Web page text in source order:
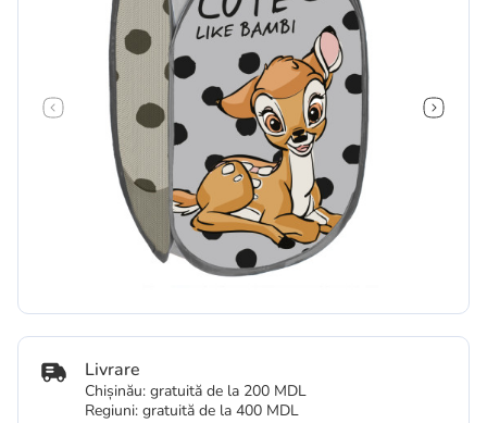
Livrare
Chișinău: gratuită de la 200 MDL
Regiuni: gratuită de la 400 MDL